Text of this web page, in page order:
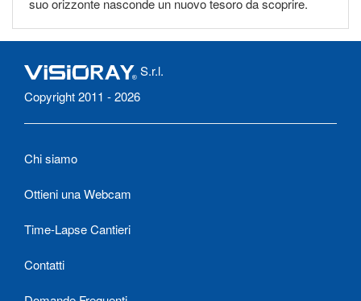
suo orizzonte nasconde un nuovo tesoro da scoprire.
S.r.l.
Copyright 2011 - 2026
Chi siamo
Ottieni una Webcam
Time-Lapse Cantieri
Contatti